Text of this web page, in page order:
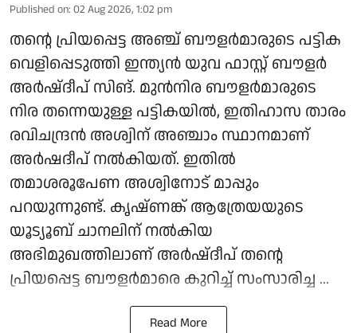
Published on: 02 Aug 2026, 1:02 pm
തന്റെ പ്രിയപ്പെട്ട അഞ്ച് ബൗളര്‍മാരുടെ പട്ടിക
വെളിപ്പെടുത്തി ഇന്ത്യന്‍ യുവ ഫാസ്റ്റ് ബൗളര്‍
അര്‍ഷ്ദീപ് സിങ്. മുന്‍നിര ബൗളര്‍മാരുടെ
നിര തന്നെയുള്ള പട്ടികയില്‍, ഇതിഹാസ താരം
രവിചന്ദ്രന്‍ അശ്വിന് അഞ്ചാം സ്ഥാനമാണ്
അര്‍ഷദീപ് നല്‍കിയത്. ഇതില്‍
തമാശരൂപേണ അശ്വിനോട് മാപ്പും
പറയുന്നുണ്ട്. കൃഷ്ണങ്ക് ആത്രേയയുടെ
യൂട്യൂബ് ചാനലിന് നല്‍കിയ
അഭിമുഖത്തിലാണ് അര്‍ഷ്ദീപ് തന്റെ
പ്രിയപ്പെട്ട ബൗളര്‍മാരെ കുറിച്ച് സംസാരിച്ച ...
Read More